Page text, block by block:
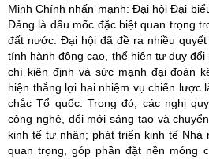
Minh Chính nhấn mạnh: Đại hội Đại
Đảng là dấu mốc đặc biệt quan trọng
đất nước. Đại hội đã đề ra nhiều
tính hành động cao, thể hiện tư duy
chí kiên định và sức mạnh đại đoàn
hiện thắng lợi hai nhiệm vụ chiến lược
chắc Tổ quốc. Trong đó, các nghị
công nghệ, đổi mới sáng tạo và
kinh tế tư nhân; phát triển kinh tế
quan trọng, góp phần đặt nền móng